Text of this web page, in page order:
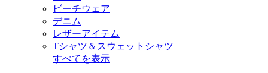
ビーチウェア
デニム
レザーアイテム
Tシャツ＆スウェットシャツ
すべてを表示